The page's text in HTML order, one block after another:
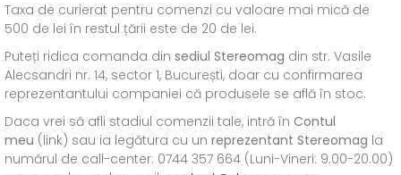
Taxa de curierat pentru comenzi cu valoare mai mică de
500 de lei în restul țării este de 20 de lei.
Puteți ridica comanda din sediul Stereomag din str. Vasile
Alecsandri nr. 14, sector 1, București, doar cu confirmarea
reprezentantului companiei că produsele se află în stoc.
Daca vrei să afli stadiul comenzii tale, intră în Contul
meu (link) sau ia legătura cu un reprezentant Stereomag la
numărul de call-center: 0744 357 664 (Luni-Vineri: 9.00-20.00)